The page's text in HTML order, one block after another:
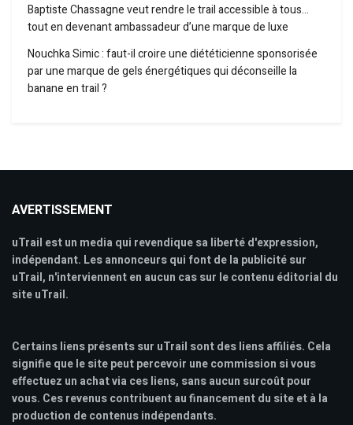
Baptiste Chassagne veut rendre le trail accessible à tous…
tout en devenant ambassadeur d’une marque de luxe
Nouchka Simic : faut-il croire une diététicienne sponsorisée
par une marque de gels énergétiques qui déconseille la
banane en trail ?
AVERTISSEMENT
uTrail est un media qui revendique sa liberté d'expression,
indépendant. Les annonceurs qui font de la publicité sur
uTrail, n'interviennent en aucun cas sur le contenu éditorial du
site uTrail.
Certains liens présents sur uTrail sont des liens affiliés. Cela
signifie que le site peut percevoir une commission si vous
effectuez un achat via ces liens, sans aucun surcoût pour
vous. Ces revenus contribuent au financement du site et à la
production de contenus indépendants.